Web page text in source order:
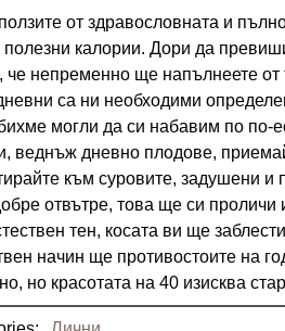
от здравословната и
полезни калории. Дори да
че непременно ще напълнеете от
са ни необходими
могли да си набавим по по-
веднъж дневно плодове,
към суровите, задушени и
отвътре, това ще си
тен, косата ви ще
начин ще противостоите на
но красотата на 40 изисква